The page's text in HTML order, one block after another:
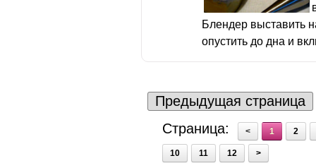
Блендер выставить
опустить до дна и
Предыдущая страница
Страница:
< 1 2
10 11 12 >